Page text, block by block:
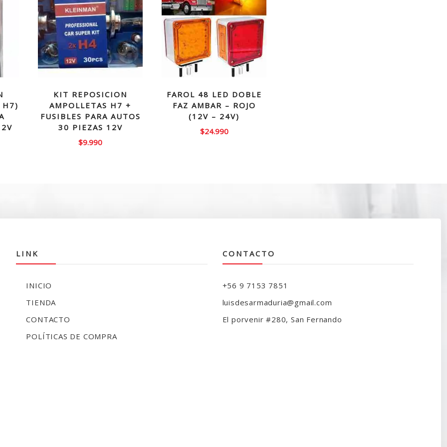
H7)
KIT REPOSICION
AMPOLLETAS H7 +
FUSIBLES PARA AUTOS
30 PIEZAS 12V
$9.990
FAROL 48 LED DOBLE
FAZ AMBAR – ROJO
(12V – 24V)
$24.990
LINK
INICIO
TIENDA
CONTACTO
POLÍTICAS DE COMPRA
CONTACTO
+56 9 7153 7851
luisdesarmaduria@gmail.com
El porvenir #280, San Fernando